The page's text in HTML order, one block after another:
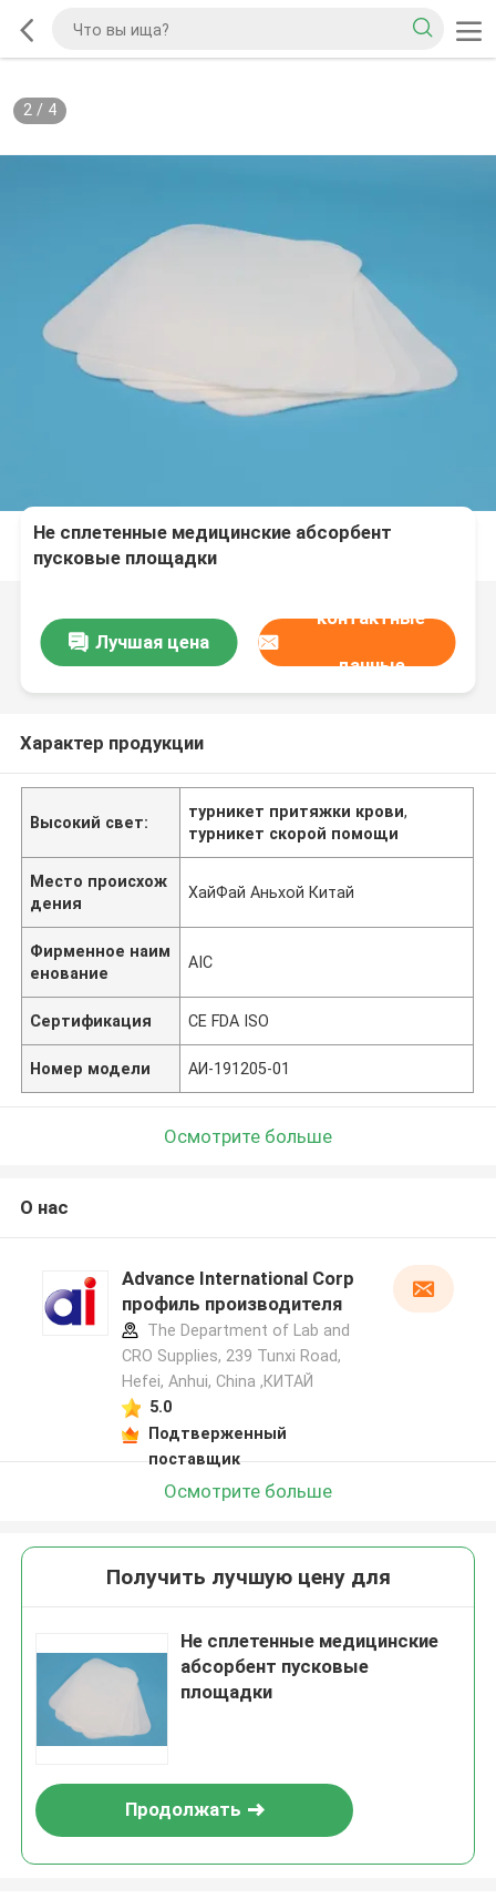
2/ 4
Не сплетенные медицинские абсорбент
пусковые площадки
Лучшая цена
контактные
данные
Характер продукции
Высокий свет:
турникет притяжки крови,
турникет скорой помощи
Место происхож
дения
ХайФай Аньхой Китай
Фирменное наим
енование
AIC
Сертификация CE FDA ISO
Номер модели АИ-191205-01
Осмотрите больше
О нас
Advance International Corp
профиль производителя
The Department of Lab and
CRO Supplies, 239 Tunxi Road,
Hefei, Anhui, China ,КИТАЙ
5.0
Подтверженный
поставщик
Осмотрите больше
Получить лучшую цену для
Не сплетенные медицинские
абсорбент пусковые
площадки
Продолжать